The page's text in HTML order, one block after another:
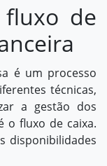
de
é um processo
técnicas,
a gestão dos
o fluxo de caixa.
disponibilidades